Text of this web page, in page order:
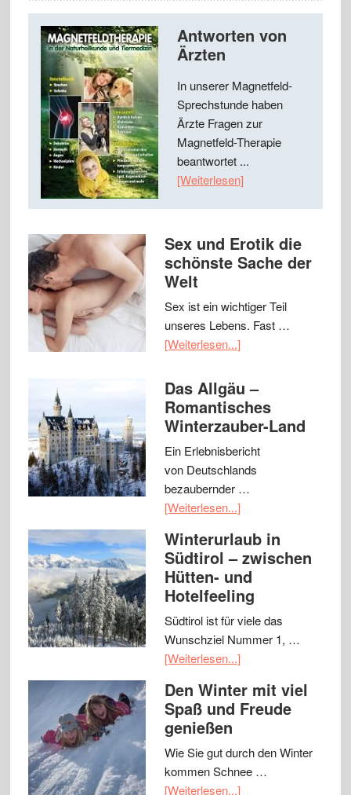
Antworten von
Ärzten
In unserer Magnetfeld-
Sprechstunde haben
Ärzte Fragen zur
Magnetfeld-Therapie
beantwortet ...
[Weiterlesen]
Sex und Erotik die
schönste Sache der
Welt
Sex ist ein wichtiger Teil
unseres Lebens. Fast …
[Weiterlesen...]
Das Allgäu –
Romantisches
Winterzauber-Land
Ein Erlebnisbericht
von Deutschlands
bezaubernder …
[Weiterlesen...]
Winterurlaub in
Südtirol – zwischen
Hütten- und
Hotelfeeling
Südtirol ist für viele das
Wunschziel Nummer 1, …
[Weiterlesen...]
Den Winter mit viel
Spaß und Freude
genießen
Wie Sie gut durch den Winter
kommen Schnee …
[Weiterlesen...]